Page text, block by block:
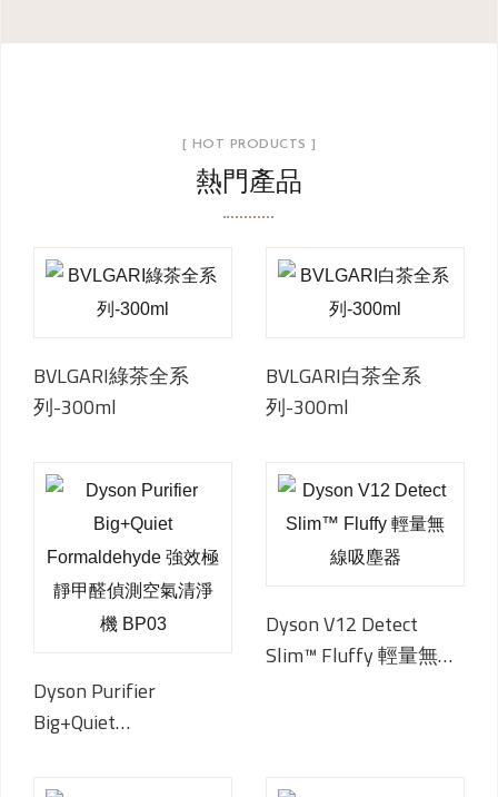
[ HOT PRODUCTS ]
熱門產品
BVLGARI綠茶全系
列-300ml
BVLGARI白茶全系
列-300ml
Dyson Purifier
Big+Quiet
靜甲醛偵測空氣清淨
Dyson V12 Detect
Slim™ Fluffy 輕量無線